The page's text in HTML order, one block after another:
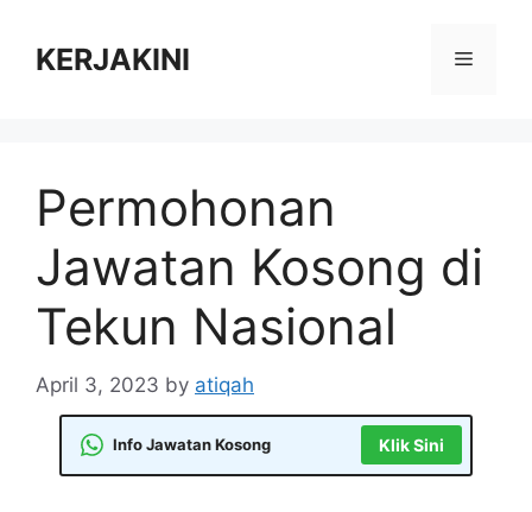
contentKERJAKINI Menu
Permohonan
Jawatan Kosong di
Tekun Nasional
April 3, 2023 by atiqah
Info Jawatan Kosong Klik Sini